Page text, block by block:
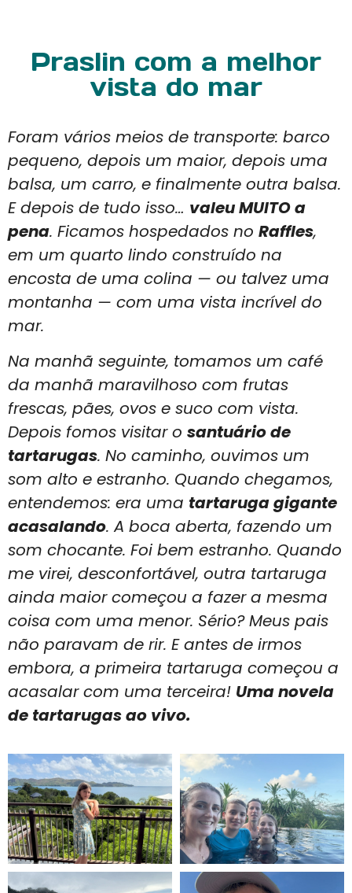
Praslin com a melhor
vista do mar
Foram vários meios de transporte: barco
pequeno, depois um maior, depois uma
balsa, um carro, e finalmente outra balsa.
E depois de tudo isso… valeu MUITO a
pena. Ficamos hospedados no Raffles,
em um quarto lindo construído na
encosta de uma colina — ou talvez uma
montanha — com uma vista incrível do
mar.
Na manhã seguinte, tomamos um café
da manhã maravilhoso com frutas
frescas, pães, ovos e suco com vista.
Depois fomos visitar o santuário de
tartarugas. No caminho, ouvimos um
som alto e estranho. Quando chegamos,
entendemos: era uma tartaruga gigante
acasalando. A boca aberta, fazendo um
som chocante. Foi bem estranho. Quando
me virei, desconfortável, outra tartaruga
ainda maior começou a fazer a mesma
coisa com uma menor. Sério? Meus pais
não paravam de rir. E antes de irmos
embora, a primeira tartaruga começou a
acasalar com uma terceira! Uma novela
de tartarugas ao vivo.